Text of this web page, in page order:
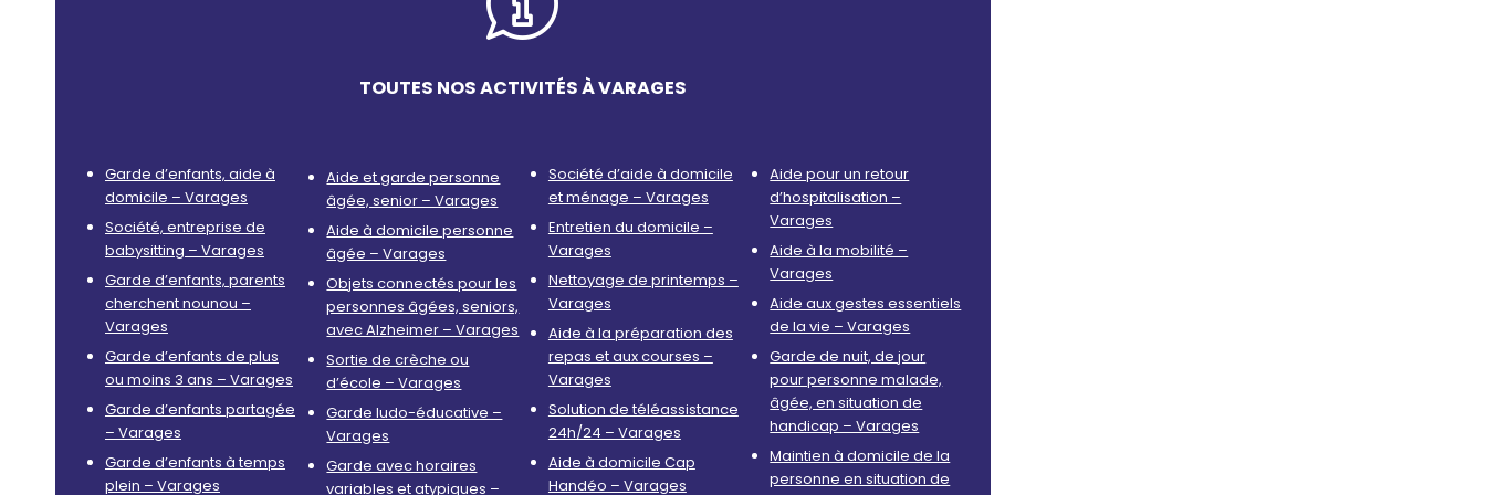
TOUTES NOS ACTIVITÉS À VARAGES
Garde d’enfants, aide à
domicile – Varages
Société, entreprise de
babysitting – Varages
Garde d’enfants, parents
cherchent nounou –
Varages
Garde d’enfants de plus
ou moins 3 ans – Varages
Garde d’enfants partagée
– Varages
Garde d’enfants à temps
plein – Varages
Aide et garde personne
âgée, senior – Varages
Aide à domicile personne
âgée – Varages
Objets connectés pour les
personnes âgées, seniors,
avec Alzheimer – Varages
Sortie de crèche ou
d’école – Varages
Garde ludo-éducative –
Varages
Garde avec horaires
variables et atypiques –
Société d’aide à domicile
et ménage – Varages
Entretien du domicile –
Varages
Nettoyage de printemps –
Varages
Aide à la préparation des
repas et aux courses –
Varages
Solution de téléassistance
24h/24 – Varages
Aide à domicile Cap
Handéo – Varages
Aide pour un retour
d’hospitalisation –
Varages
Aide à la mobilité –
Varages
Aide aux gestes essentiels
de la vie – Varages
Garde de nuit, de jour
pour personne malade,
âgée, en situation de
handicap – Varages
Maintien à domicile de la
personne en situation de